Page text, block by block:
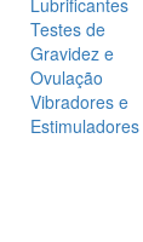
Lubrificantes
Testes de
Gravidez e
Ovulação
Vibradores e
Estimuladores